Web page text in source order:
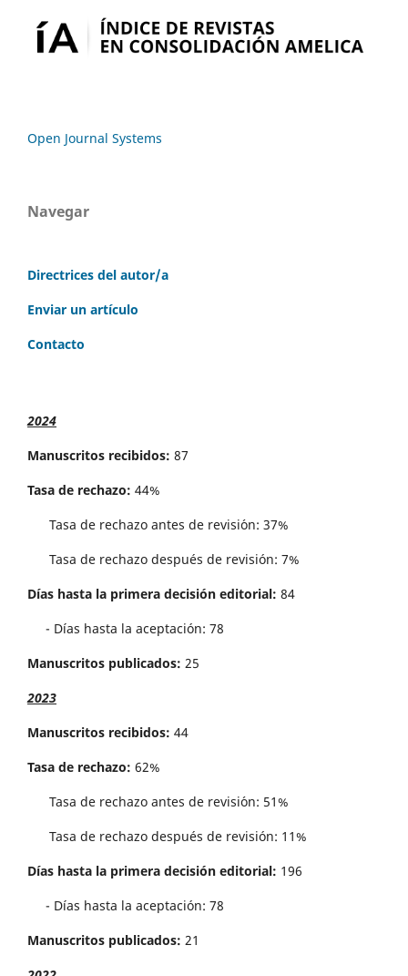
Open Journal Systems
Navegar
Directrices del autor/a
Enviar un artículo
Contacto
2024
Manuscritos recibidos: 87
Tasa de rechazo: 44%
Tasa de rechazo antes de revisi´on: 37%
Tasa de rechazo después de revisión: 7%
Días hasta la primera decisión editorial: 84
- Días hasta la aceptación: 78
Manuscritos publicados: 25
2023
Manuscritos recibidos: 44
Tasa de rechazo: 62%
Tasa de rechazo antes de revisi´on: 51%
Tasa de rechazo después de revisión: 11%
Días hasta la primera decisión editorial: 196
- Días hasta la aceptación: 78
Manuscritos publicados: 21